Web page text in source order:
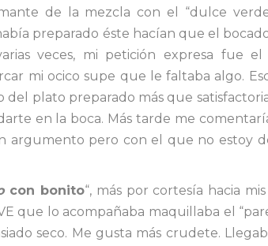
de la mezcla con el “dulce
preparado éste hacían que el
veces, mi petición expresa fue el
mi ocico supe que le faltaba algo.
del plato preparado más que
en la boca. Más tarde me
argumento pero con el que no estoy
con bonito“, más por cortesía hacia
que lo acompañaba maquillaba el
seco. Me gusta más crudete.